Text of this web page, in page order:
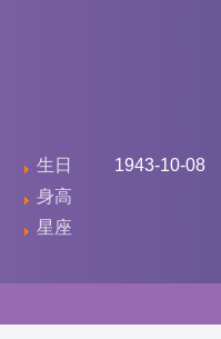
生日
1943-10-08
身高
星座